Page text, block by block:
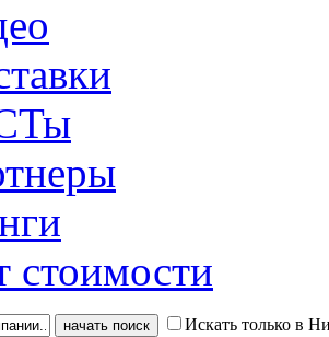
стоимости
Искать только в